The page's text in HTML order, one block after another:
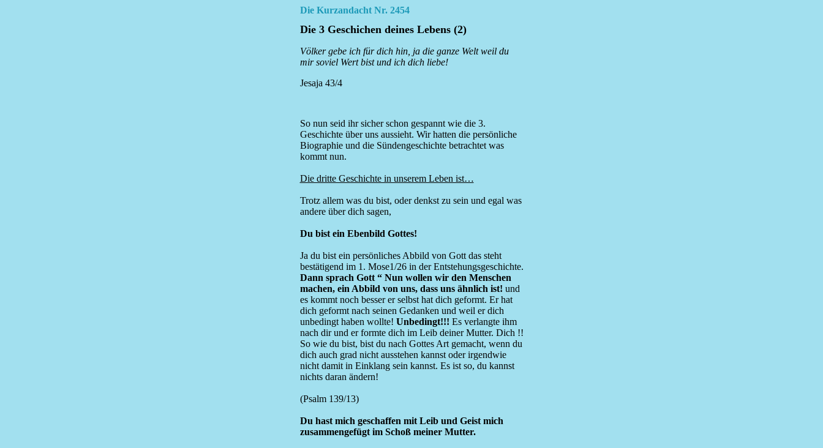
Die Kurzandacht Nr. 2454
Die 3 Geschichen deines Lebens (2)
Völker gebe ich für dich hin, ja die ganze Welt weil du
mir soviel Wert bist und ich dich liebe!
Jesaja 43/4
So nun seid ihr sicher schon gespannt wie die 3.
Geschichte über uns aussieht. Wir hatten die persönliche
Biographie und die Sündengeschichte betrachtet was
kommt nun.
Die dritte Geschichte in unserem Leben ist…
Trotz allem was du bist, oder denkst zu sein und egal was
andere über dich sagen,
Du bist ein Ebenbild Gottes!
Ja du bist ein persönliches Abbild von Gott das steht
bestätigend im 1. Mose1/26 in der Entstehungsgeschichte.
Dann sprach Gott “ Nun wollen wir den Menschen
machen, ein Abbild von uns, dass uns ähnlich ist! und
es kommt noch besser er selbst hat dich geformt. Er hat
dich geformt nach seinen Gedanken und weil er dich
unbedingt haben wollte! Unbedingt!!! Es verlangte ihm
nach dir und er formte dich im Leib deiner Mutter. Dich !!
So wie du bist, bist du nach Gottes Art gemacht, wenn du
dich auch grad nicht ausstehen kannst oder irgendwie
nicht damit in Einklang sein kannst. Es ist so, du kannst
nichts daran ändern!
(Psalm 139/13)
Du hast mich geschaffen mit Leib und Geist mich
zusammengefügt im Schoß meiner Mutter.